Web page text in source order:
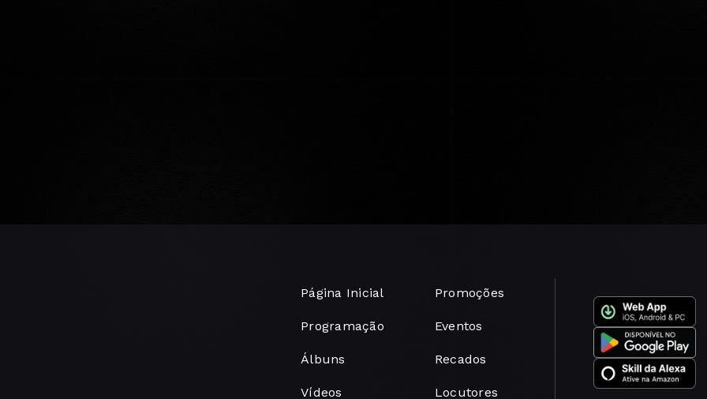
Página Inicial
Programação
Álbuns
Vídeos
Promoções
Eventos
Recados
Locutores